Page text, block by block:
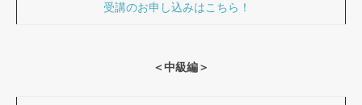
受講のお申し込みはこちら！
＜中級編＞